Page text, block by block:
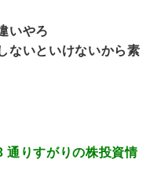
いやろ
ないといけないから素
りすがりの株投資情